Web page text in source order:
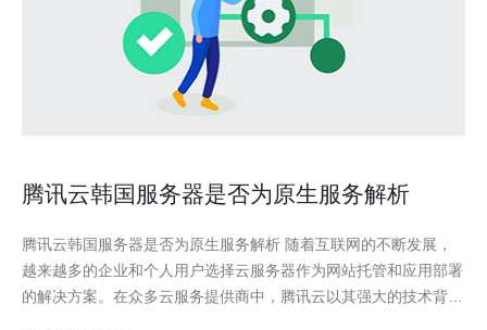
腾讯云韩国服务器是否为原生服务解析
腾讯云韩国服务器是否为原生服务解析 随着互联网的不断发展，
越来越多的企业和个人用户选择云服务器作为网站托管和应用部署
的解决方案。在众多云服务提供商中，腾讯云以其强大的技术背景